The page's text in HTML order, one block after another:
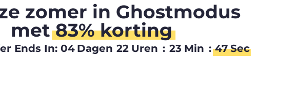
zomer in Ghostmodus
met83% korting
Ends In: 04 Dagen 22 Uren : 23 Min : 47 Sec